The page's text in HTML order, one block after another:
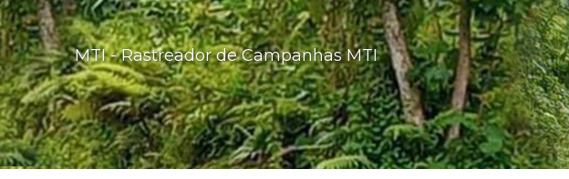
MTI - Rastreador de Campanhas MTI